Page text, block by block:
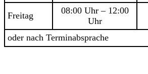
Freitag
08:00 Uhr – 12:00
Uhr
oder nach Terminabsprache